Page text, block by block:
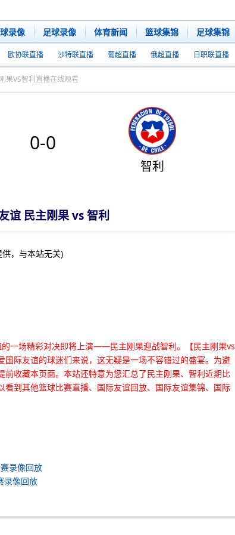
录像 足球录像 体育新闻 篮球集锦 足球集锦
欧协联直播 沙特联直播 葡超直播 俄超直播 日职联直播
果VS智利直播在线观看
0-0
智利
谊 民主刚果 vs 智利
，与本站无关)
一场精彩对决即将上演——民主刚果迎战智利。【民主刚果vs
际友谊的球迷们来说，这无疑是一场不容错过的盛宴。为避
收藏本页面。本站还特意为您汇总了民主刚果、智利近期比
到其他篮球比赛直播、国际友谊回放、国际友谊集锦、国际
录像回放
录像回放